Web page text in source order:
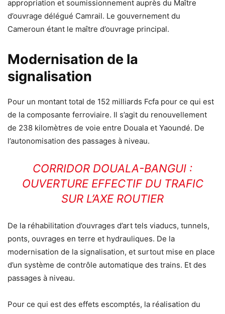
appropriation et soumissionnement auprès du Maître
d’ouvrage délégué Camrail. Le gouvernement du
Cameroun étant le maître d’ouvrage principal.
Modernisation de la
signalisation
Pour un montant total de 152 milliards Fcfa pour ce qui est
de la composante ferroviaire. Il s’agit du renouvellement
de 238 kilomètres de voie entre Douala et Yaoundé. De
l’autonomisation des passages à niveau.
CORRIDOR DOUALA-BANGUI :
OUVERTURE EFFECTIF DU TRAFIC
SUR L’AXE ROUTIER
De la réhabilitation d’ouvrages d’art tels viaducs, tunnels,
ponts, ouvrages en terre et hydrauliques. De la
modernisation de la signalisation, et surtout mise en place
d’un système de contrôle automatique des trains. Et des
passages à niveau.
Pour ce qui est des effets escomptés, la réalisation du